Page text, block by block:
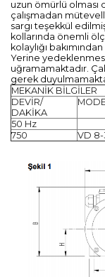
uzun ömürlü olması
çalışmadan
sargı teşekkül
kollarında önemli
kolaylığı
Yerine
uğramamaktadır.
gerek
MEKANİK BİLGİLER
DEVİR/
DAKİKA
50 Hz
750
VD